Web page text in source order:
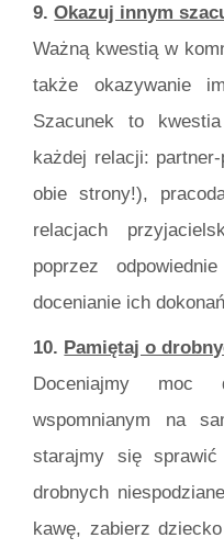
9.Okazuj innym
Ważną kwestią w
także okazywanie
Szacunek to
każdej relacji:
obie strony!),
relacjach
poprzez
docenianie ich
10. Pamiętaj o
Doceniajmy moc
wspomnianym na
starajmy się
drobnych
kawę, zabierz